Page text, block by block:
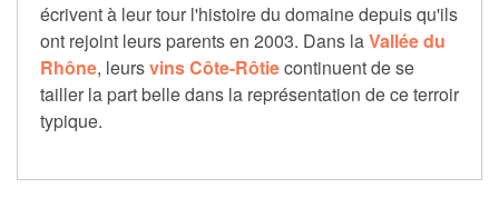
écrivent à leur tour l'histoire du domaine depuis qu'ils
ont rejoint leurs parents en 2003. Dans laVallée du
Rhône, leursvins Côte-Rôtiecontinuent de se
tailler la part belle dans la représentation de ce terroir
typique.